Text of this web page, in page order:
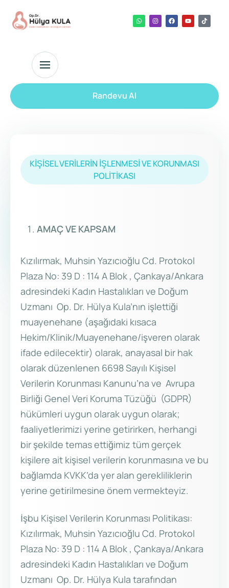
Randevu Al
KİŞİSEL VERİLERİN İŞLENMESİ VE KORUNMASI
POLİTİKASI
AMAÇ VE KAPSAM
Kızılırmak, Muhsin Yazıcıoğlu Cd. Protokol
Plaza No: 39 D : 114 A Blok , Çankaya/Ankara
adresindeki Kadın Hastalıkları ve Doğum
Uzmanı Op. Dr. Hülya Kula’nın işlettiği
muayenehane (aşağıdaki kısaca
Hekim/Klinik/Muayenehane/işveren olarak
ifade edilecektir) olarak, anayasal bir hak
olarak düzenlenen 6698 Sayılı Kişisel
Verilerin Korunması Kanunu’na ve Avrupa
Birliği Genel Veri Koruma Tüzüğü (GDPR)
hükümleri uygun olarak uygun olarak;
faaliyetlerimizi yerine getirirken, herhangi
bir şekilde temas ettiğimiz tüm gerçek
kişilere ait kişisel verilerin korunmasına ve bu
bağlamda KVKK’da yer alan gerekliliklerin
yerine getirilmesine önem vermekteyiz.
İşbu Kişisel Verilerin Korunması Politikası:
Kızılırmak, Muhsin Yazıcıoğlu Cd. Protokol
Plaza No: 39 D : 114 A Blok , Çankaya/Ankara
adresindeki Kadın Hastalıkları ve Doğum
Uzmanı Op. Dr. Hülya Kula tarafından